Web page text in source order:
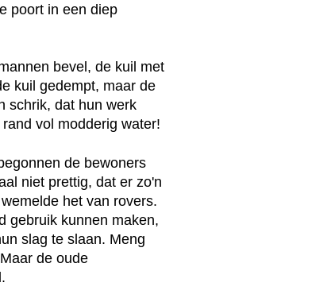
poort in een diep
bevel, de kuil met
kuil gedempt, maar de
schrik, dat hun werk
vol modderig water!
de bewoners
niet prettig, dat er zo'n
het van rovers.
gebruik kunnen maken,
slag te slaan. Meng
de oude